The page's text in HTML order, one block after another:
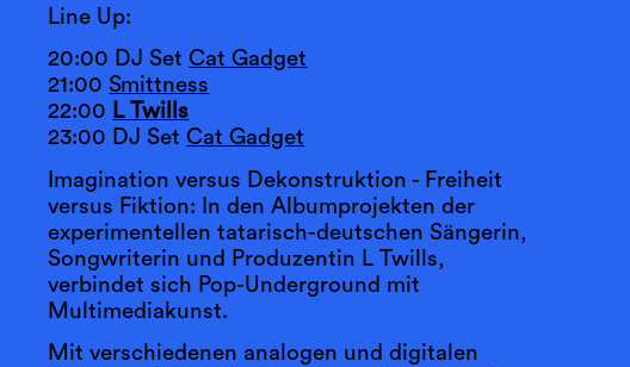
Line Up:
20:00 DJ SetCat Gadget
21:00Smittness
22:00 L Twills
23:00 DJ SetCat Gadget
Imagination versus Dekonstruktion - Freiheit
versus Fiktion: In den Albumprojekten der
experimentellen tatarisch-deutschen Sängerin,
Songwriterin und Produzentin L Twills,
verbindet sich Pop-Underground mit
Multimediakunst.
Mit verschiedenen analogen und digitalen